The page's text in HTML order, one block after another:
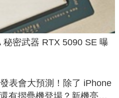
密武器 RTX 5090 SE 曝
表會大預測！除了 iPhone